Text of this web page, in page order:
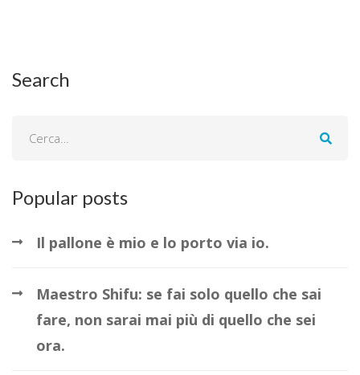
Search
Popular posts
Il pallone è mio e lo porto via io.
Maestro Shifu: se fai solo quello che sai
fare, non sarai mai più di quello che sei
ora.